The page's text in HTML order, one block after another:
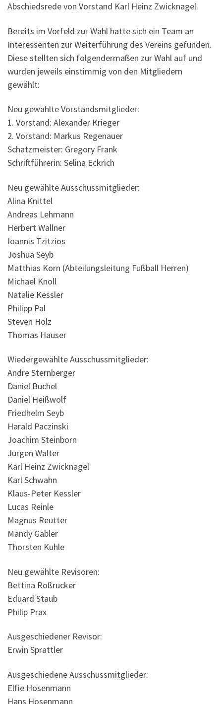
Abschiedsrede von Vorstand Karl Heinz Zwicknagel.
Bereits im Vorfeld zur Wahl hatte sich ein Team an
Interessenten zur Weiterführung des Vereins gefunden.
Diese stellten sich folgendermaßen zur Wahl auf und
wurden jeweils einstimmig von den Mitgliedern
gewählt:
Neu gewählte Vorstandsmitglieder:
1. Vorstand: Alexander Krieger
2. Vorstand: Markus Regenauer
Schatzmeister: Gregory Frank
Schriftführerin: Selina Eckrich
Neu gewählte Ausschussmitglieder:
Alina Knittel
Andreas Lehmann
Herbert Wallner
Ioannis Tzitzios
Joshua Seyb
Matthias Korn (Abteilungsleitung Fußball Herren)
Michael Knoll
Natalie Kessler
Philipp Pal
Steven Holz
Thomas Hauser
Wiedergewählte Ausschussmitglieder:
Andre Sternberger
Daniel Büchel
Daniel Heißwolf
Friedhelm Seyb
Harald Paczinski
Joachim Steinborn
Jürgen Walter
Karl Heinz Zwicknagel
Karl Schwahn
Klaus-Peter Kessler
Lucas Reinle
Magnus Reutter
Mandy Gabler
Thorsten Kuhle
Neu gewählte Revisoren:
Bettina Roßrucker
Eduard Staub
Philip Prax
Ausgeschiedener Revisor:
Erwin Sprattler
Ausgeschiedene Ausschussmitglieder:
Elfie Hosenmann
Hans Hosenmann